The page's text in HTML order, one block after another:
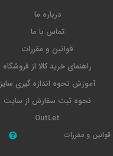
درباره ما
تماس با ما
قوانین و مقررات
راهنمای خرید کالا از فروشگاه
آموزش نحوه اندازه گیری سایز
نحوه ثبت سفارش از سایت
OutLet
قوانین و مقررات